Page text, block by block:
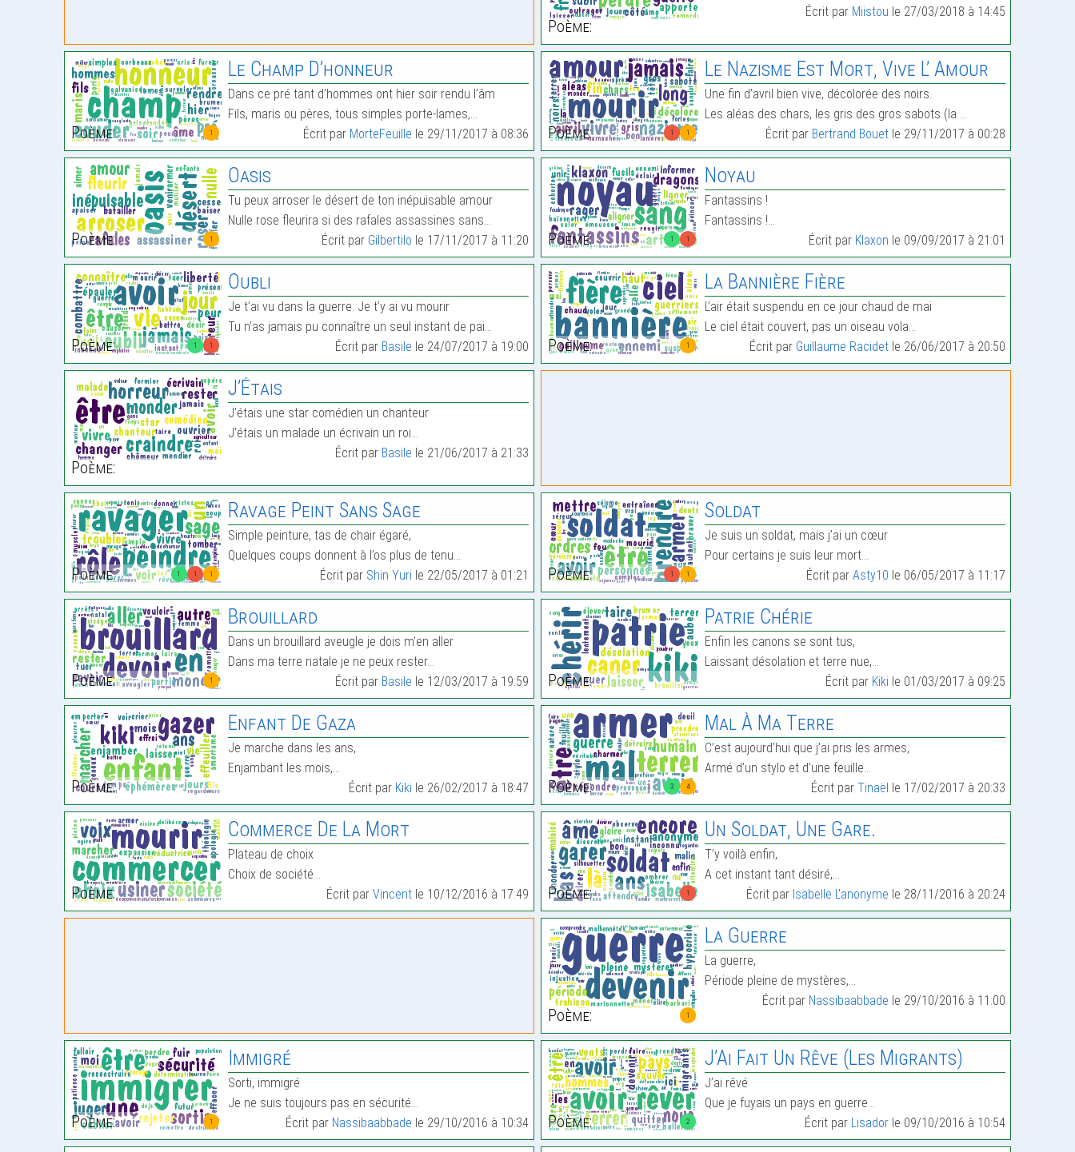
Poème:
Écrit par Miistou le 27/03/2018 à 14:45
1
Poème:
Le Champ D’honneur
Dans ce pré tant d’hommes ont hier soir rendu l’âm
Fils, maris ou pères, tous simples porte-lames,…
Écrit par MorteFeuille le 29/11/2017 à 08:36 1 1
Poème:
Le Nazisme Est Mort, Vive L’ Amour
Une fin d’avril bien vive, décolorée des noirs.
Les aléas des chars, les gris des gros sabots (la …
Écrit par Bertrand Bouet le 29/11/2017 à 00:28
1
Poème:
Oasis
Tu peux arroser le désert de ton inépuisable amour
Nulle rose fleurira si des rafales assassines sans…
Écrit par Gilbertilo le 17/11/2017 à 11:20 1 1
Poème:
Noyau
Fantassins !
Fantassins !…
Écrit par Klaxon le 09/09/2017 à 21:01
1 1
Poème:
Oubli
Je t’ai vu dans la guerre. Je t’y ai vu mourir
Tu n’as jamais pu connaître un seul instant de pai…
Écrit par Basile le 24/07/2017 à 19:00 1
Poème:
La Bannière Fière
L’air était suspendu en ce jour chaud de mai
Le ciel était couvert, pas un oiseau vola…
Écrit par Guillaume Racidet le 26/06/2017 à 20:50
Poème:
J’Étais
J’étais une star comédien un chanteur
J’étais un malade un écrivain un roi…
Écrit par Basile le 21/06/2017 à 21:33
1 1 1
Poème:
Ravage Peint Sans Sage
Simple peinture, tas de chair égaré,
Quelques coups donnent à l’os plus de tenu…
Écrit par Shin Yuri le 22/05/2017 à 01:21 1 1
Poème:
Soldat
Je suis un soldat, mais j’ai un cœur
Pour certains je suis leur mort…
Écrit parAsty10 le 06/05/2017 à 11:17
1
Poème:
Brouillard
Dans un brouillard aveugle je dois m’en aller
Dans ma terre natale je ne peux rester…
Écrit par Basile le 12/03/2017 à 19:59 Poème:
Patrie Chérie
Enfin les canons se sont tus,
Laissant désolation et terre nue,…
Écrit par Kiki le 01/03/2017 à 09:25
Poème:
Enfant De Gaza
Je marche dans les ans,
Enjambant les mois,…
Écrit par Kiki le 26/02/2017 à 18:47 3 4
Poème:
Mal À Ma Terre
C’est aujourd’hui que j’ai pris les armes,
Armé d’un stylo et d’une feuille…
Écrit parTinaël le 17/02/2017 à 20:33
Poème:
Commerce De La Mort
Plateau de choix
Choix de société…
Écrit parVincent le 10/12/2016 à 17:49 1
Poème:
Un Soldat, Une Gare.
T’y voilà enfin,
A cet instant tant désiré,…
Écrit par Isabelle L'anonyme le 28/11/2016 à 20:24
1
Poème:
La Guerre
La guerre,
Période pleine de mystères,…
Écrit par Nassibaabbade le 29/10/2016 à 11:00
1
Poème:
Immigré
Sorti, immigré
Je ne suis toujours pas en sécurité…
Écrit par Nassibaabbade le 29/10/2016 à 10:34 2
Poème:
J’Ai Fait Un Rêve (Les Migrants)
J’ai rêvé
Que je fuyais un pays en guerre…
Écrit par Lisador le 09/10/2016 à 10:54